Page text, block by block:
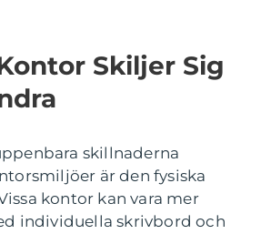
Skiljer Sig
skillnaderna
är den fysiska
kontor kan vara mer
individuella skrivbord och